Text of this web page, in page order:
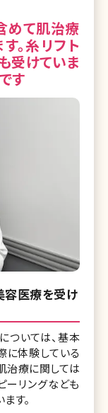
めて肌治療
。糸リフト
受けていま
す
容医療を受け
ついては、基本
に体験している
治療に関しては
ーリングなども
す。